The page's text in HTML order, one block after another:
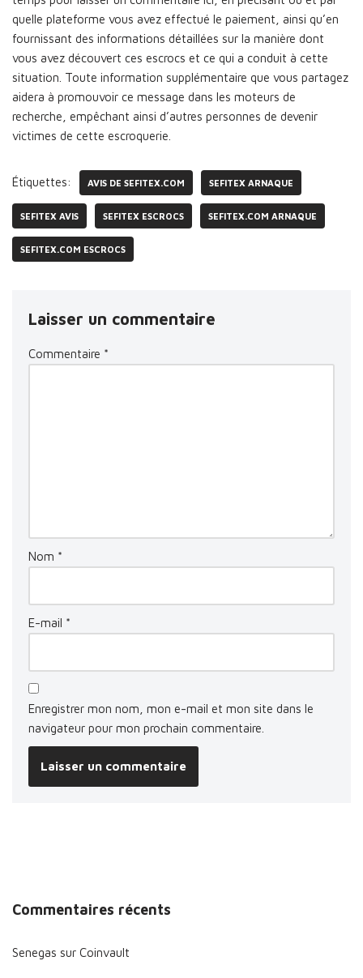
quelle plateforme vous avez effectué le paiement, ainsi qu’en
fournissant des informations détaillées sur la manière dont
vous avez découvert ces escrocs et ce qui a conduit à cette
situation. Toute information supplémentaire que vous partagez
aidera à promouvoir ce message dans les moteurs de
recherche, empêchant ainsi d’autres personnes de devenir
victimes de cette escroquerie.
Étiquettes: AVIS DE SEFITEX.COM SEFITEX ARNAQUE
SEFITEX AVIS SEFITEX ESCROCS SEFITEX.COM ARNAQUE
SEFITEX.COM ESCROCS
Laisser un commentaire
Commentaire *
Nom *
E-mail *
Enregistrer mon nom, mon e-mail et mon site dans le
navigateur pour mon prochain commentaire.
Commentaires récents
Senegas sur Coinvault